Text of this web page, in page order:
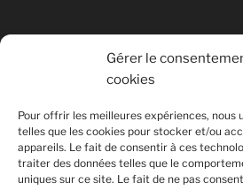
Gérer le
cookies
Pour offrir les meilleures expériences, nous
telles que les cookies pour stocker et/ou
appareils. Le fait de consentir à ces
traiter des données telles que le
uniques sur ce site. Le fait de ne pas
© Copyright Quentin PETITEVILLE
France - 2008 - 2025
All Rights Reserved